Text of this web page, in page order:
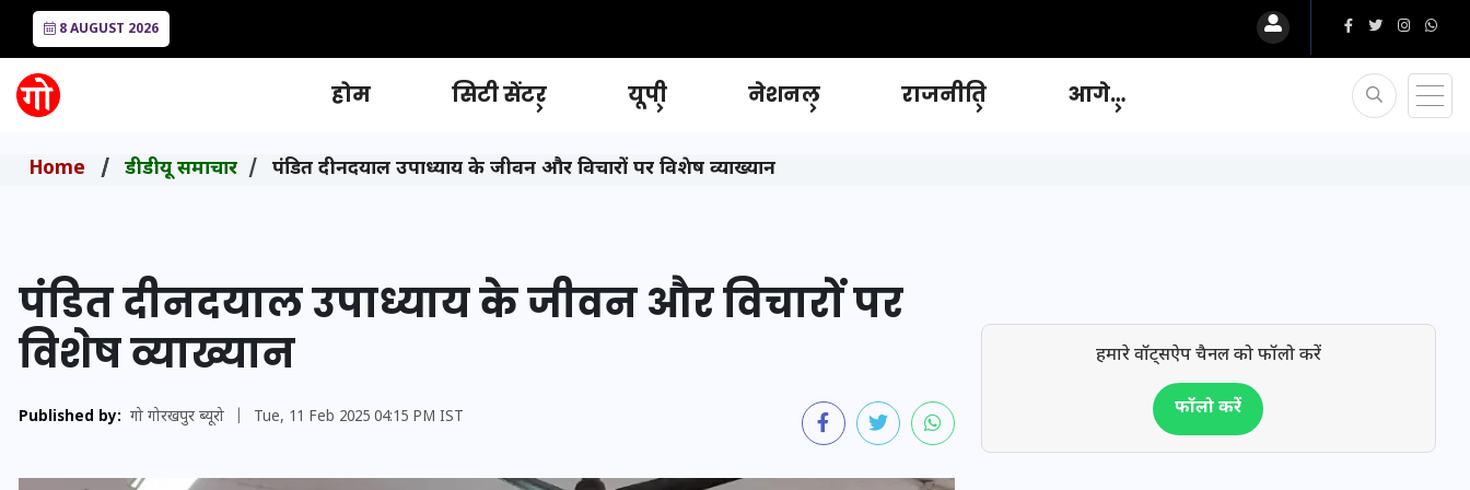
8 AUGUST 2026
होम सिटी सेंटर यूपी नेशनल राजनीति आगे…
Home डीडीयू समाचार पंडित दीनदयाल उपाध्याय के जीवन और विचारों पर विशेष व्याख्यान
पंडित दीनदयाल उपाध्याय के जीवन और विचारों पर
विशेष व्याख्यान
Published by: गो गोरखपुर ब्यूरो Tue, 11 Feb 2025 04:15 PM IST
हमारे वॉट्सऐप चैनल को फॉलो करें
फॉलो करें